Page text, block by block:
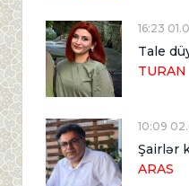
16:23
Tale
TURAN
10:09
Şairlər
ARAS